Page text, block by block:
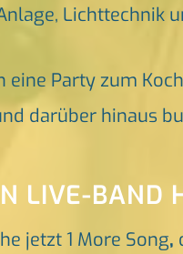
Lichttechnik
eine Party zum
darüber hinaus
LIVE-BAND
jetzt 1 More Song,